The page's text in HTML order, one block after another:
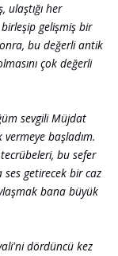
her
gelişmiş bir
bu değerli antik
çok değerli
sevgili Müjdat
başladım.
bu sefer
ses getirecek bir caz
bana büyük
dördüncü kez